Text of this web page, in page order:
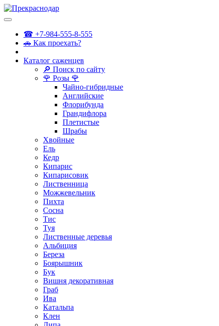
☎ +7-984-555-8-555
🚗 Как проехать?
Каталог саженцев
🔎 Поиск по сайту
🌹 Розы 🌹
Чайно-гибридные
Английские
Флорибунда
Грандифлора
Плетистые
Шрабы
Хвойные
Ель
Кедр
Кипарис
Кипарисовик
Лиственница
Можжевельник
Пихта
Сосна
Тис
Туя
Лиственные деревья
Альбиция
Береза
Боярышник
Бук
Вишня декоративная
Граб
Ива
Катальпа
Клен